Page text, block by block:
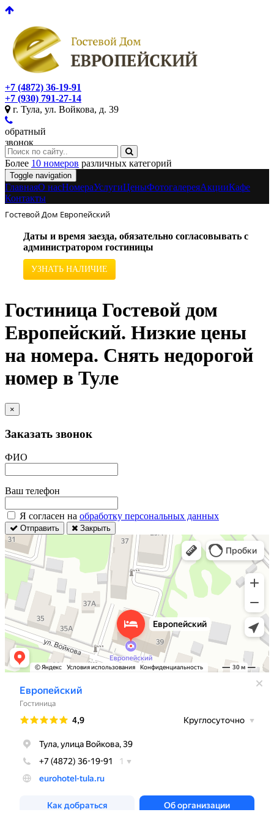
+7 (4872) 36-19-91
+7 (930) 791-27-14
г. Тула, ул. Войкова, д. 39
обратный
звонок
Более 10 номеров различных категорий
Toggle navigation
ГлавнаяO насНомераУслугиЦеныФотогалереяАкцииКафе
Контакты
Гостевой Дом Европейский
Даты и время заезда, обязательно согласовывать с
администратором гостиницы
УЗНАТЬ НАЛИЧИЕ
Гостиница Гостевой дом
Европейский. Низкие цены
на номера. Снять недорогой
номер в Туле
×
Заказать звонок
ФИО
Ваш телефон
Я согласен на обработку персональных данных
Отправить Закрыть